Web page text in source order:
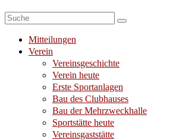
Suche
Mitteilungen
Verein
Vereinsgeschichte
Verein heute
Erste Sportanlagen
Bau des Clubhauses
Bau der Mehrzweckhalle
Sportstätte heute
Vereinsgaststätte